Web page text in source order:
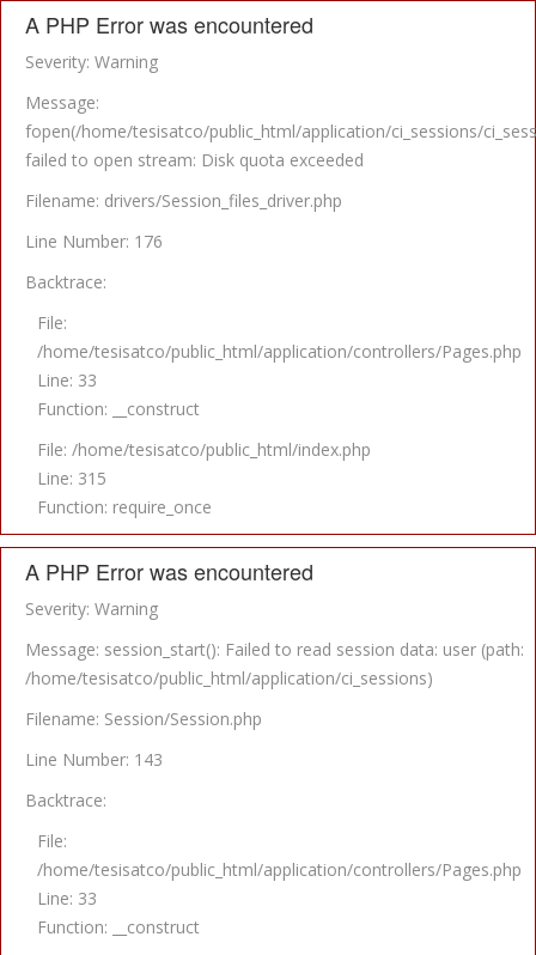
A PHP Error was encountered
Severity: Warning
Message:
fopen(/home/tesisatco/public_html/application/ci_sessions/
failed to open stream: Disk quota exceeded
Filename: drivers/Session_files_driver.php
Line Number: 176
Backtrace:
File:
/home/tesisatco/public_html/application/controllers/Pages.php
Line: 33
Function: __construct
File: /home/tesisatco/public_html/index.php
Line: 315
Function: require_once
A PHP Error was encountered
Severity: Warning
Message: session_start(): Failed to read session data: user (path:
/home/tesisatco/public_html/application/ci_sessions)
Filename: Session/Session.php
Line Number: 143
Backtrace:
File:
/home/tesisatco/public_html/application/controllers/Pages.php
Line: 33
Function: __construct